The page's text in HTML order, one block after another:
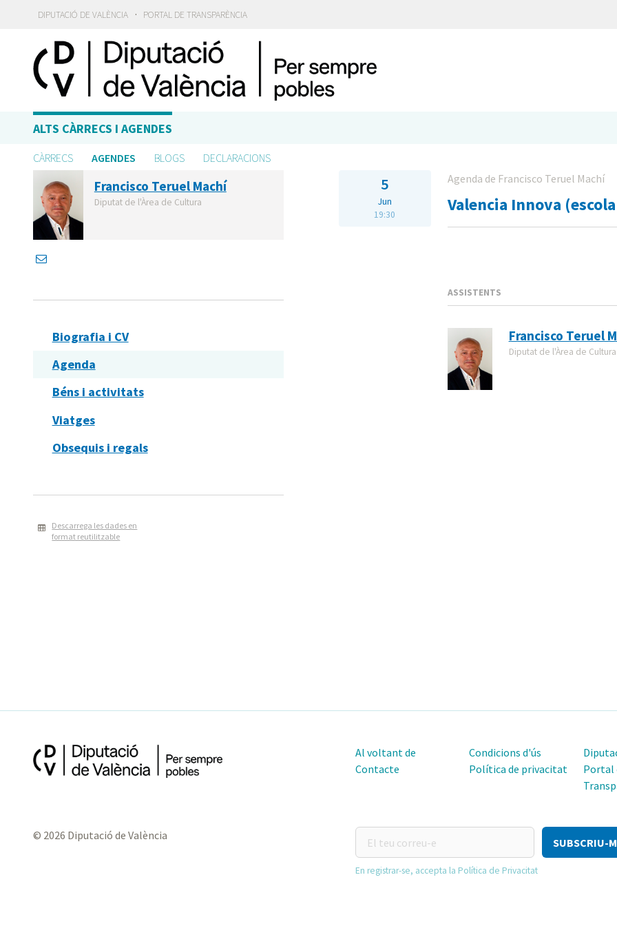
DIPUTACIÓ DE VALÈNCIA · PORTAL DE TRANSPARÈNCIA
ALTS CÀRRECS I AGENDES
CÀRRECS AGENDES BLOGS DECLARACIONS
Francisco Teruel Machí
Diputat de l'Àrea de Cultura
Biografia i CV
Agenda
Béns i activitats
Viatges
Obsequis i regals
Descarrega les dades en
format reutilitzable
5
Jun
19:30
Agenda de Francisco Teruel Machí
Valencia Innova
ASSISTENTS
Francisco Teruel
Diputat de l'Àrea de Cultura
Al voltant de
Contacte
Condicions d'ús
Política de privacitat
Portal
© 2026 Diputació de València
teu
correu-
En registrar-se, accepta la Política de Privacitat